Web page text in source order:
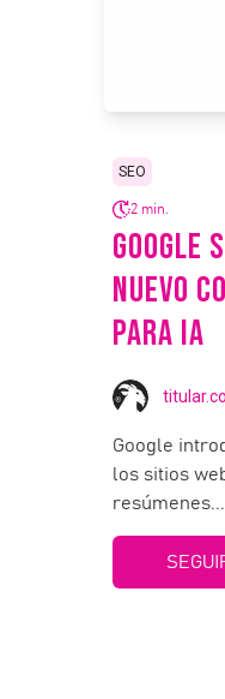
SEO
2 min.
GOOGLE
NUEVO
PARA IA
Google
los sitios
resúmenes...